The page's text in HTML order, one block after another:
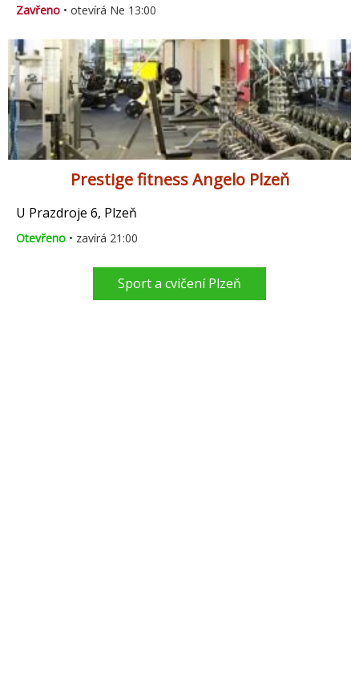
Zavřeno • otevírá Ne 13:00
Prestige fitness Angelo Plzeň
U Prazdroje 6, Plzeň
Otevřeno • zavírá 21:00
Sport a cvičení Plzeň